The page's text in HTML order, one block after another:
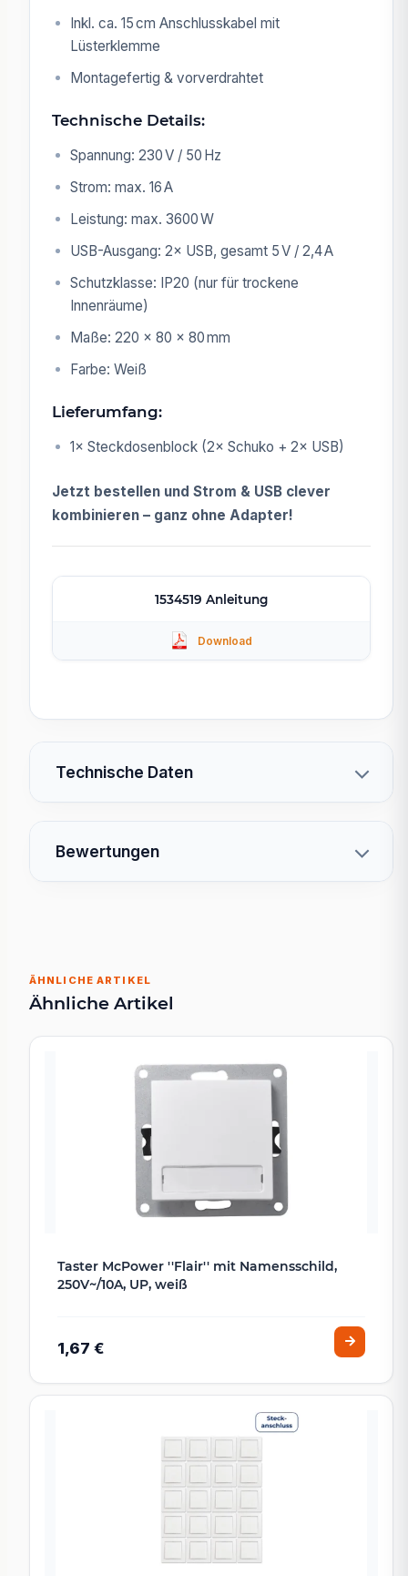
Inkl. ca. 15 cm Anschlusskabel mit
Lüsterklemme
Montagefertig & vorverdrahtet
Technische Details:
Spannung: 230 V / 50 Hz
Strom: max. 16 A
Leistung: max. 3600 W
USB-Ausgang: 2× USB, gesamt 5 V / 2,4 A
Schutzklasse: IP20 (nur für trockene
Innenräume)
Maße: 220 × 80 × 80 mm
Farbe: Weiß
Lieferumfang:
1× Steckdosenblock (2× Schuko + 2× USB)
Jetzt bestellen und Strom & USB clever
kombinieren – ganz ohne Adapter!
1534519 Anleitung
Technische Daten
Bewertungen
ÄHNLICHE ARTIKEL
Ähnliche Artikel
Taster McPower ''Flair'' mit Namensschild,
250V~/10A, UP, weiß
1,67 €